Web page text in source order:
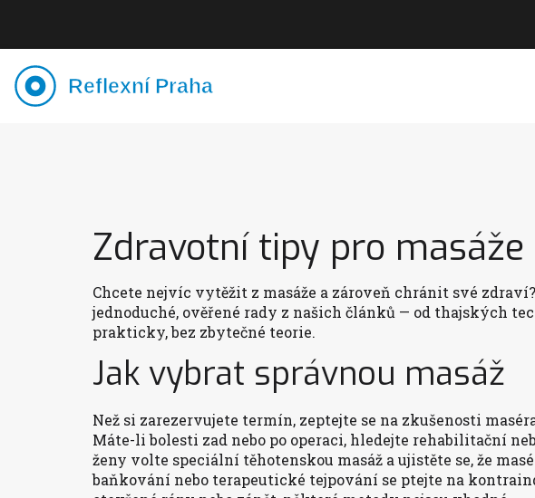
Zdravotní tipy pro
Chcete nejvíc vytěžit z masáže a zároveň chránit své
jednoduché, ověřené rady z našich článků — od thajských
prakticky, bez zbytečné teorie.
Jak vybrat správnou masáž
Než si zarezervujete termín, zeptejte se na zkušenosti
Máte-li bolesti zad nebo po operaci, hledejte rehabilitační
ženy volte speciální těhotenskou masáž a ujistěte se, že
baňkování nebo terapeutické tejpování se ptejte na